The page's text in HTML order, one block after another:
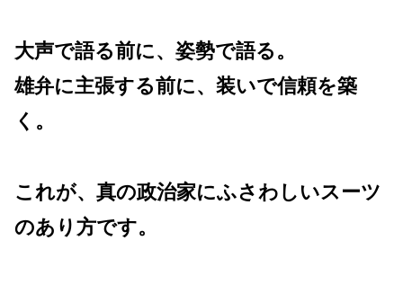
大声で語る前に、姿勢で語る。
雄弁に主張する前に、装いで信頼を築
く。
これが、真の政治家にふさわしいスーツ
のあり方です。